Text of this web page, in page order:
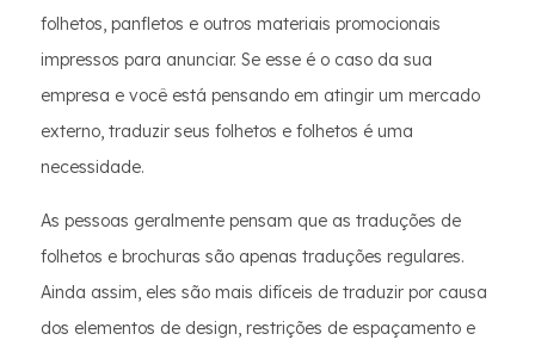
folhetos, panfletos e outros materiais promocionais
impressos para anunciar. Se esse é o caso da sua
empresa e você está pensando em atingir um mercado
externo, traduzir seus folhetos e folhetos é uma
necessidade.
As pessoas geralmente pensam que as traduções de
folhetos e brochuras são apenas traduções regulares.
Ainda assim, eles são mais difíceis de traduzir por causa
dos elementos de design, restrições de espaçamento e